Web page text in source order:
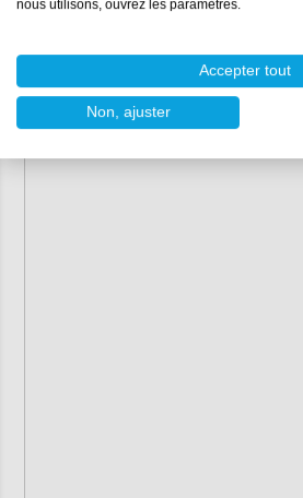
nous utilisons, ouvrez les paramètres.
Accepter tout
Non, ajuster